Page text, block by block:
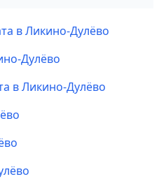
в Ликино-Дулёво
Дулёво
в Ликино-Дулёво